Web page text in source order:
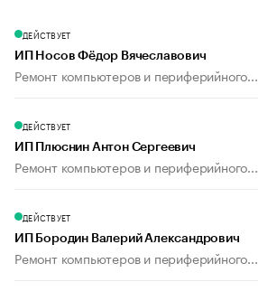
ДЕЙСТВУЕТ
ИП Носов Фёдор Вячеславович
Ремонт компьютеров и периферийного...
ДЕЙСТВУЕТ
ИП Плюснин Антон Сергеевич
Ремонт компьютеров и периферийного...
ДЕЙСТВУЕТ
ИП Бородин Валерий Александрович
Ремонт компьютеров и периферийного...